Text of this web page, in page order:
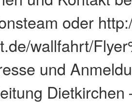
oder
wallfahrt/
und
Dietkirchen